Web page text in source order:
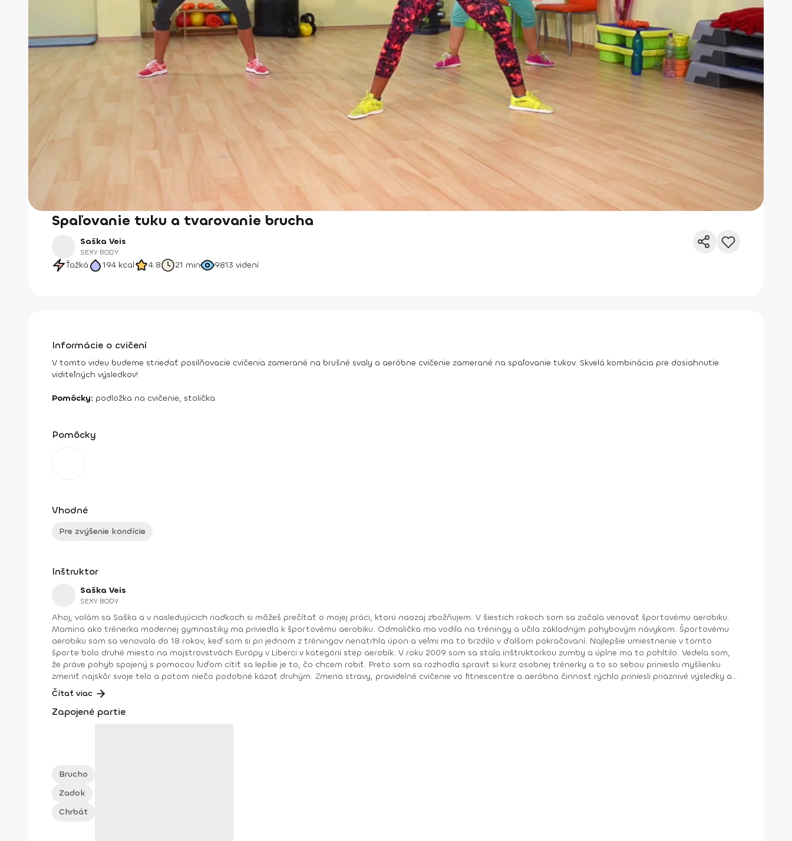
Spaľovanie tuku a tvarovanie brucha
Saška Veis
SEXY BODY
Ťažká 194 kcal 4.8 21 min 9813 videní
Informácie o cvičení
V tomto videu budeme striedať posilňovacie cvičenia zamerané na brušné svaly a aeróbne cvičenie zamerané na spaľovanie tukov. Skvelá kombinácia pre dosiahnutie
viditeľných výsledkov!
Pomôcky: podložka na cvičenie, stolička
Pomôcky
Vhodné
Pre zvýšenie kondície
Inštruktor
Saška Veis
SEXY BODY
Ahoj, volám sa Saška a v nasledujúcich riadkoch si môžeš prečítať o mojej práci, ktorú naozaj zbožňujem. V šiestich rokoch som sa začala venovať športovému aerobiku.
Mamina ako trénerka modernej gymnastiky ma priviedla k športovému aerobiku. Odmalička ma vodila na tréningy a učila základným pohybovým návykom. Športovému
aerobiku som sa venovala do 18 rokov, keď som si pri jednom z tréningov nenatrhla úpon a veľmi ma to brzdilo v ďalšom pokračovaní. Najlepšie umiestnenie v tomto
športe bolo druhé miesto na majstrovstvách Európy v Liberci v kategórii step aerobik. V roku 2009 som sa stala inštruktorkou zumby a úplne ma to pohltilo. Vedela som,
že práve pohyb spojený s pomocou ľuďom cítiť sa lepšie je to, čo chcem robiť. Preto som sa rozhodla spraviť si kurz osobnej trénerky a to so sebou prinieslo myšlienku
zmeniť najskôr svoje telo a potom niečo podobné kázať druhým. Zmena stravy, pravidelné cvičenie vo fitnescentre a aeróbna činnosť rýchlo priniesli priaznivé výsledky a
ja som sa dostala až na súťažné pódiá. Pevne verím, že práve pomocou mojich hodín na Fitshakeri sa ti podarí zhodiť nielen prebytočné kilá, ale vyformuješ si aj postavu,
po ktorej túžiš. Pamätaj: „Fitnes nie je chvíľkový stav dodržiavania zdravej životosprávy a diét, fitnes je životný štýl!" Dosiahnuté vzdelanie: Miss aerobik junior Slovenskej
republiky 2008 Oficiálny inštruktor Zumba basic, Zumba basic 2, Zumbatomic Osobná trénerka vo fitnescentre (SAKST) Poradca športovej výživy Inštruktor TRX Súťažiaca
Čítať viac
Zapojené partie
Brucho
Zadok
Chrbát